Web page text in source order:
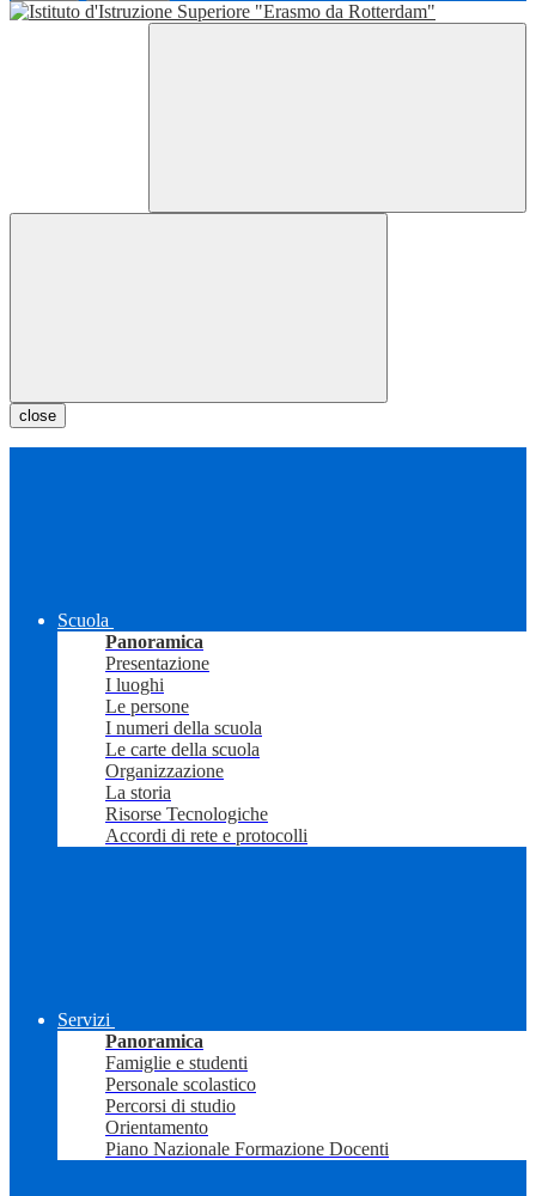
close
Scuola
Panoramica
Presentazione
I luoghi
Le persone
I numeri della scuola
Le carte della scuola
Organizzazione
La storia
Risorse Tecnologiche
Accordi di rete e protocolli
Servizi
Panoramica
Famiglie e studenti
Personale scolastico
Percorsi di studio
Orientamento
Piano Nazionale Formazione Docenti